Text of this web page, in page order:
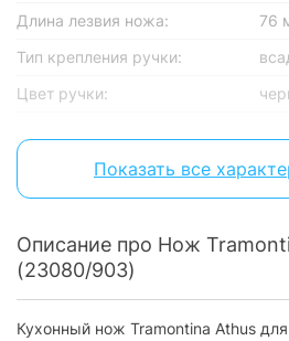
Длина лезвия ножа:
76
Тип крепления ручки:
Цвет ручки:
Характеристики и комплектация товара
производителем без уведомления.
Показать все
Описание про Нож
(23080/903)
Кухонный нож Tramontina Athus